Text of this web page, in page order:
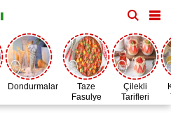
Dondurmalar
Taze
Fasulye
Zamanı
Çilekli
Tarifleri